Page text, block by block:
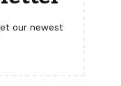
our newest